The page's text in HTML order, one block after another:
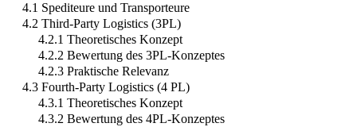
4.1 Spediteure und Transporteure
4.2 Third-Party Logistics (3PL)
4.2.1 Theoretisches Konzept
4.2.2 Bewertung des 3PL-Konzeptes
4.2.3 Praktische Relevanz
4.3 Fourth-Party Logistics (4 PL)
4.3.1 Theoretisches Konzept
4.3.2 Bewertung des 4PL-Konzeptes